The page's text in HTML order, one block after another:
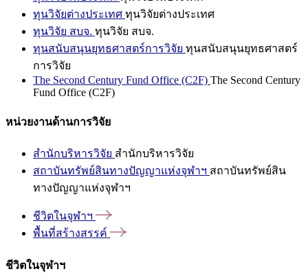
ทุนวิจัยต่างประเทศ ทุนวิจัยต่างประเทศ
ทุนวิจัย สบจ. ทุนวิจัย สบจ.
ทุนสนับสนุนยุทธศาสตร์การวิจัย ทุนสนับสนุนยุทธศาสตร์
การวิจัย
The Second Century Fund Office (C2F) The Second Century
Fund Office (C2F)
หน่วยงานด้านการวิจัย
สำนักบริหารวิจัย สำนักบริหารวิจัย
สถาบันทรัพย์สินทางปัญญาแห่งจุฬาฯ สถาบันทรัพย์สิน
ทางปัญญาแห่งจุฬาฯ
ชีวิตในจุฬาฯ
พื้นที่สร้างสรรค์
ชีวิตในจุฬาฯ